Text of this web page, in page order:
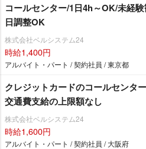
コールセンター/1日4h～OK/未経
日調整OK
株式会社ベルシステム24
時給1,400円
アルバイト・パート / 契約社員 / 東京都
クレジットカードのコールセンタ
交通費支給の上限額なし
株式会社ベルシステム24
時給1,600円
アルバイト・パート / 契約社員 / 大阪府